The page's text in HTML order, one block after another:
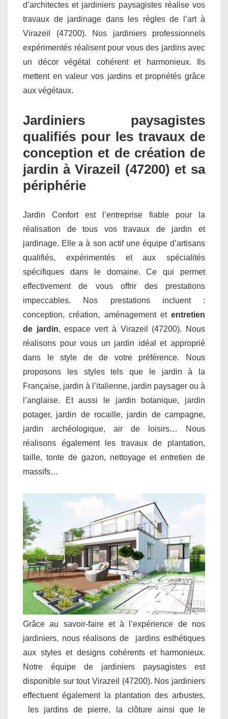
d’architectes et jardiniers paysagistes réalise vos
travaux de jardinage dans les règles de l’art à
Virazeil (47200). Nos jardiniers professionnels
expérimentés réalisent pour vous des jardins avec
un décor végétal cohérent et harmonieux. Ils
mettent en valeur vos jardins et propriétés grâce
aux végétaux.
Jardiniers paysagistes
qualifiés pour les travaux de
conception et de création de
jardin à Virazeil (47200) et sa
périphérie
Jardin Confort est l’entreprise fiable pour la
réalisation de tous vos travaux de jardin et
jardinage. Elle a à son actif une équipe d’artisans
qualifiés, expérimentés et aux spécialités
spécifiques dans le domaine. Ce qui permet
effectivement de vous offrir des prestations
impeccables. Nos prestations incluent :
conception, création, aménagement et entretien
de jardin, espace vert à Virazeil (47200). Nous
réalisons pour vous un jardin idéal et approprié
dans le style de de votre préférence. Nous
proposons les styles tels que le jardin à la
Française, jardin à l’italienne, jardin paysager ou à
l’anglaise. Et aussi le jardin botanique, jardin
potager, jardin de rocaille, jardin de campagne,
jardin archéologique, air de loisirs… Nous
réalisons également les travaux de plantation,
taille, tonte de gazon, nettoyage et entretien de
massifs…
Grâce au savoir-faire et à l’expérience de nos
jardiniers, nous réalisons de jardins esthétiques
aux styles et designs cohérents et harmonieux.
Notre équipe de jardiniers paysagistes est
disponible sur tout Virazeil (47200). Nos jardiniers
effectuent également la plantation des arbustes,
les jardins de pierre, la clôture ainsi que le